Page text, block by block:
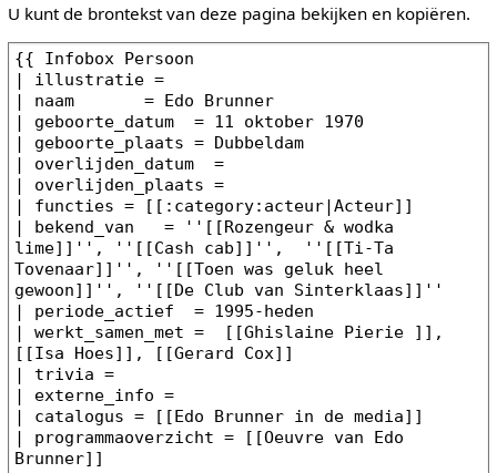
U kunt de brontekst van deze pagina bekijken en kopiëren.